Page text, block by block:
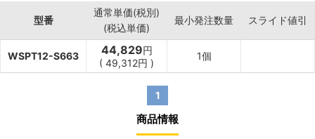
型番
通常単価(税別)
(税込単価)
最小発注数量 スライド値引
WSPT12-S663 44,829円
( 49,312円 )
1個
1
商品情報